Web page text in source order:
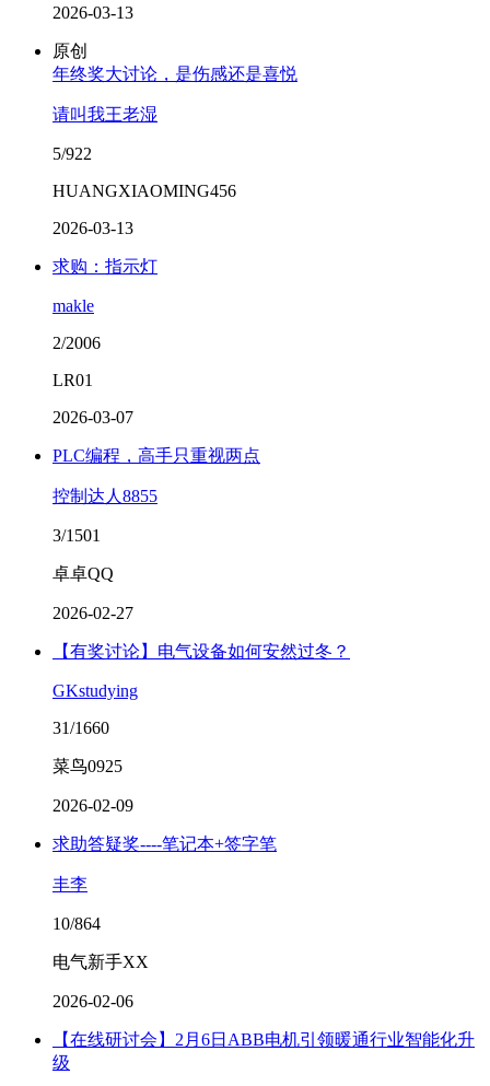
2026-03-13
原创
年终奖大讨论，是伤感还是喜悦
请叫我王老湿
5/922
HUANGXIAOMING456
2026-03-13
求购：指示灯
makle
2/2006
LR01
2026-03-07
PLC编程，高手只重视两点
控制达人8855
3/1501
卓卓QQ
2026-02-27
【有奖讨论】电气设备如何安然过冬？
GKstudying
31/1660
菜鸟0925
2026-02-09
求助答疑奖----笔记本+签字笔
丰李
10/864
电气新手XX
2026-02-06
【在线研讨会】2月6日ABB电机引领暖通行业智能化升
级